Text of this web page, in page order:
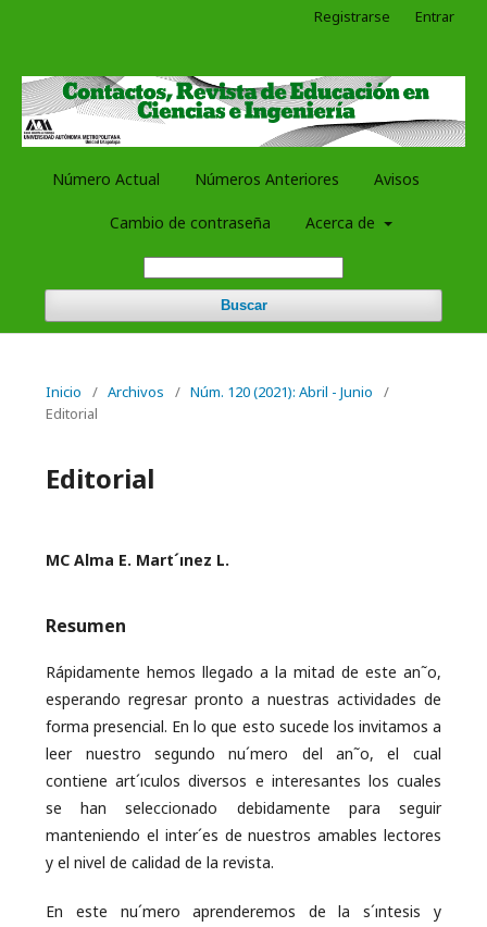
Número Actual Números Anteriores Avisos
Cambio de contraseña Acerca de
Buscar
Registrarse Entrar
Inicio / Archivos / Núm. 120 (2021): Abril - Junio
/
Editorial
Editorial
MC Alma E. Mart´ınez L.
Resumen
Rápidamente hemos llegado a la mitad de este an˜o,
esperando regresar pronto a nuestras actividades de
forma presencial. En lo que esto sucede los invitamos a
leer nuestro segundo nu´mero del an˜o, el cual
contiene art´ıculos diversos e interesantes los cuales
se han seleccionado debidamente para seguir
manteniendo el inter´es de nuestros amables lectores
y el nivel de calidad de la revista.
En este nu´mero aprenderemos de la s´ıntesis y